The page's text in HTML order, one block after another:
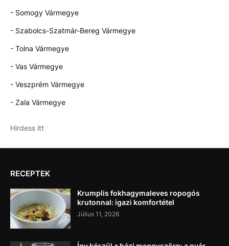
- Somogy Vármegye
- Szabolcs-Szatmár-Bereg Vármegye
- Tolna Vármegye
- Vas Vármegye
- Veszprém Vármegye
- Zala Vármegye
Hirdess itt
RECEPTEK
Krumplis fokhagymaleves ropogós
krutonnal: igazi komfortétel
Július 11, 2026